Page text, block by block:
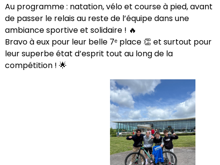
Au programme : natation, vélo et course à pied, avant
de passer le relais au reste de l’équipe dans une
ambiance sportive et solidaire ! 🔥
Bravo à eux pour leur belle 7ᵉ place 👏 et surtout pour
leur superbe état d’esprit tout au long de la
compétition ! 🌟